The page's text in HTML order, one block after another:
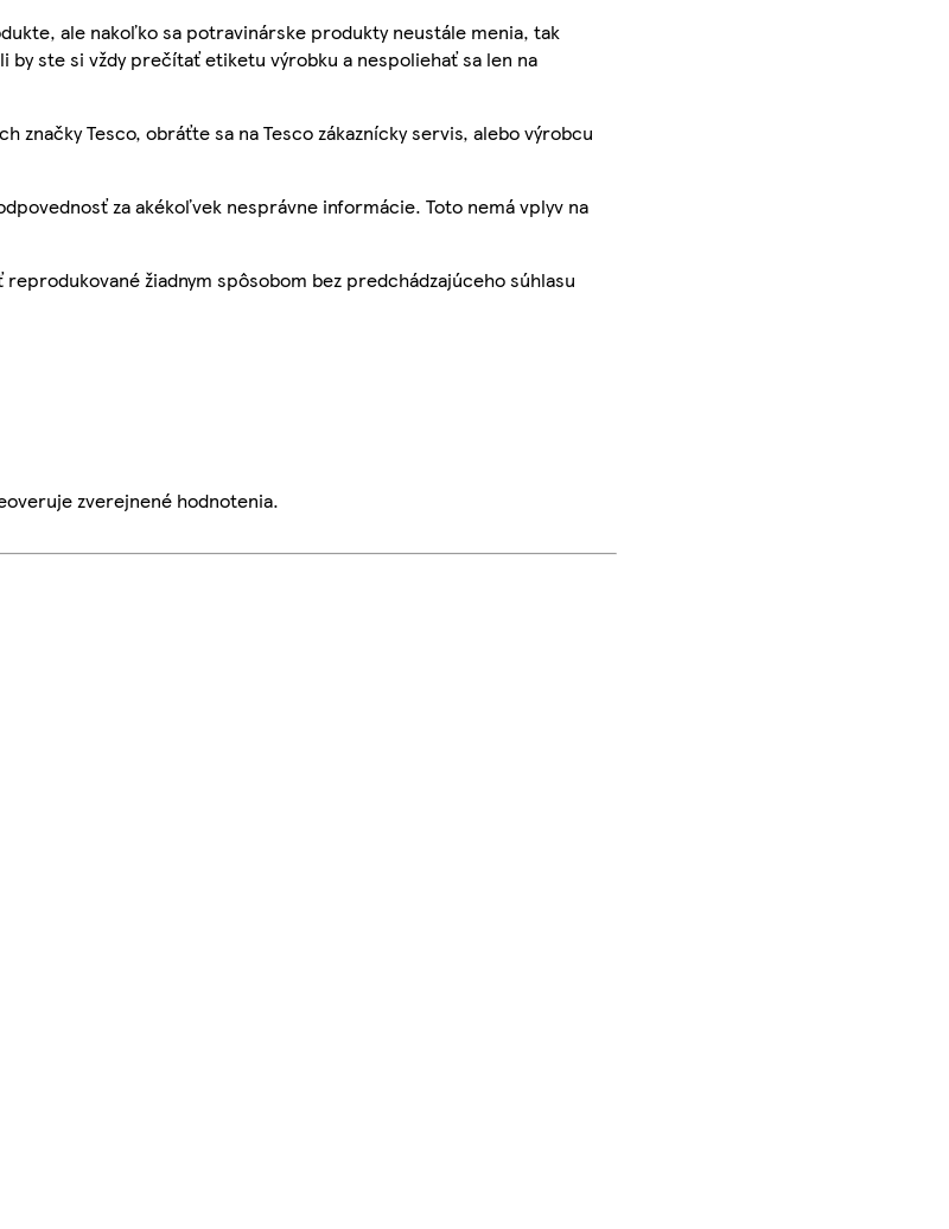
ale nakoľko sa potravinárske produkty neustále menia, tak
by ste si vždy prečítať etiketu výrobku a nespoliehať sa len na
Tesco, obráťte sa na Tesco zákaznícky servis, alebo výrobcu
za akékoľvek nesprávne informácie. Toto nemá vplyv na
žiadnym spôsobom bez predchádzajúceho súhlasu
zverejnené hodnotenia.